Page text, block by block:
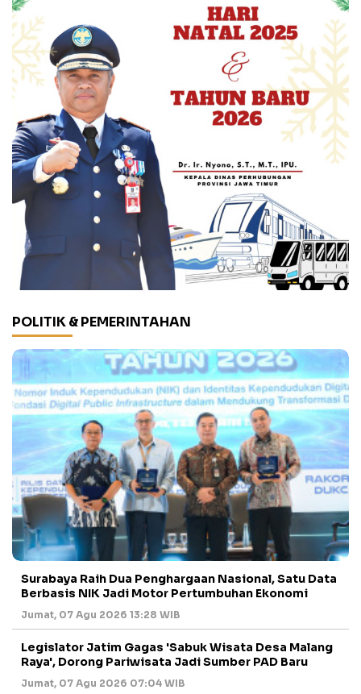
POLITIK & PEMERINTAHAN
Surabaya Raih Dua Penghargaan Nasional, Satu Data
Berbasis NIK Jadi Motor Pertumbuhan Ekonomi
Jumat, 07 Agu 2026 13:28 WIB
Legislator Jatim Gagas 'Sabuk Wisata Desa Malang
Raya', Dorong Pariwisata Jadi Sumber PAD Baru
Jumat, 07 Agu 2026 07:04 WIB